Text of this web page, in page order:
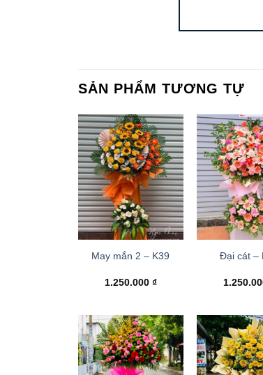
SẢN PHẨM TƯƠNG TỰ
May mắn 2 – K39
1.250.000 ₫
Đại cát –